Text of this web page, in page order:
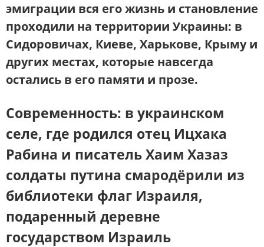
эмиграции вся его жизнь и становление
проходили на территории Украины: в
Сидоровичах, Киеве, Харькове, Крымуи
других местах, которые навсегда
остались в его памяти и прозе.
Современность: в украинском
селе, где родился отец Ицхака
Рабина и писатель Хаим Хазаз
солдаты путина смародёрили из
библиотеки флаг Израиля,
подаренный деревне
государством Израиль